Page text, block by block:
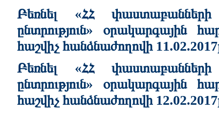
Բեռնել «ՀՀ
ընտրություն» օրակարգային
հաշվիչ հանձնաժողովի
Բեռնել «ՀՀ
ընտրություն» օրակարգային
հաշվիչ հանձնաժողովի